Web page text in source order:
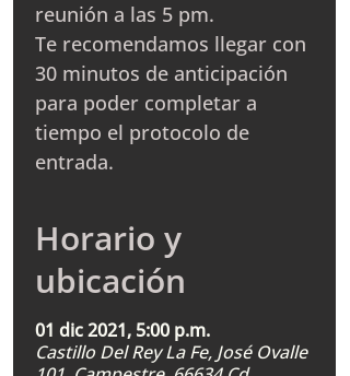
reunión a las 5 pm.
Te recomendamos llegar con
30 minutos de anticipación
para poder completar a
tiempo el protocolo de
entrada.
Horario y
ubicación
01 dic 2021, 5:00 p.m.
Castillo Del Rey La Fe, José Ovalle